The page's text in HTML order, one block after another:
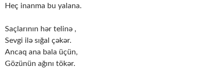
Heç inanma bu yalana.
Saçlarının hər telinə ,
Sevgi ilə sığal çəkər.
Ancaq ana bala üçün,
Gözünün ağını tökər.